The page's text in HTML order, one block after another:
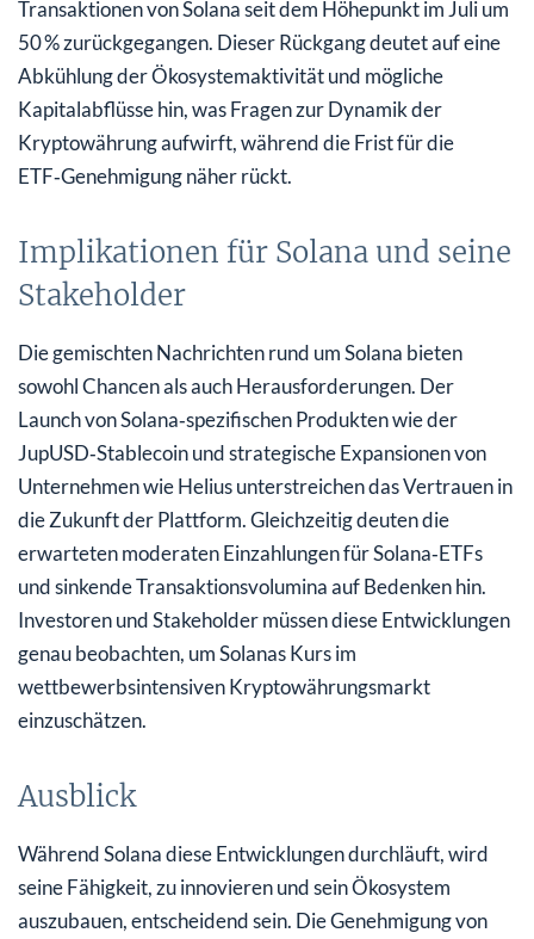
Transaktionen von Solana seit dem Höhepunkt im Juli um
50 % zurückgegangen. Dieser Rückgang deutet auf eine
Abkühlung der Ökosystemaktivität und mögliche
Kapitalabflüsse hin, was Fragen zur Dynamik der
Kryptowährung aufwirft, während die Frist für die
ETF‑Genehmigung näher rückt.
Implikationen für Solana und seine
Stakeholder
Die gemischten Nachrichten rund um Solana bieten
sowohl Chancen als auch Herausforderungen. Der
Launch von Solana‑spezifischen Produkten wie der
JupUSD‑Stablecoin und strategische Expansionen von
Unternehmen wie Helius unterstreichen das Vertrauen in
die Zukunft der Plattform. Gleichzeitig deuten die
erwarteten moderaten Einzahlungen für Solana‑ETFs
und sinkende Transaktionsvolumina auf Bedenken hin.
Investoren und Stakeholder müssen diese Entwicklungen
genau beobachten, um Solanas Kurs im
wettbewerbsintensiven Kryptowährungsmarkt
einzuschätzen.
Ausblick
Während Solana diese Entwicklungen durchläuft, wird
seine Fähigkeit, zu innovieren und sein Ökosystem
auszubauen, entscheidend sein. Die Genehmigung von